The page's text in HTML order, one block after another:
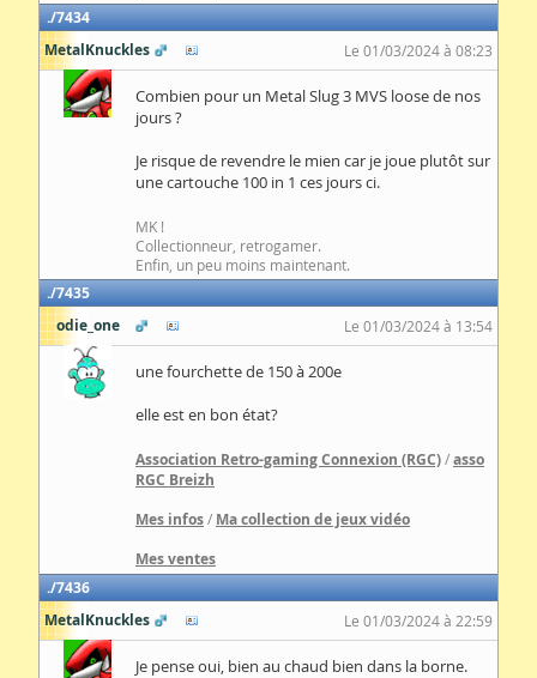
7434
MetalKnuckles
Le 01/03/2024 à 08:23
Combien pour un Metal Slug 3 MVS loose de nos
jours ?
Je risque de revendre le mien car je joue plutôt sur
une cartouche 100 in 1 ces jours ci.
MK !
Collectionneur, retrogamer.
Enfin, un peu moins maintenant.
7435
odie_one
Le 01/03/2024 à 13:54
une fourchette de 150 à 200e
elle est en bon état?
Association Retro-gaming Connexion (RGC)/asso
RGC Breizh
Mes infos/ Ma collection de jeux vidéo
Mes ventes
7436
MetalKnuckles
Le 01/03/2024 à 22:59
Je pense oui, bien au chaud bien dans la borne.